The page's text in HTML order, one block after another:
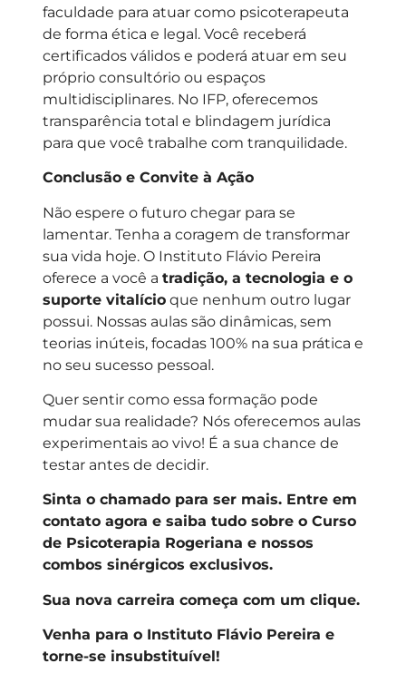
faculdade para atuar como psicoterapeuta
de forma ética e legal. Você receberá
certificados válidos e poderá atuar em seu
próprio consultório ou espaços
multidisciplinares. No IFP, oferecemos
transparência total e blindagem jurídica
para que você trabalhe com tranquilidade.
Conclusão e Convite à Ação
Não espere o futuro chegar para se
lamentar. Tenha a coragem de transformar
sua vida hoje. O Instituto Flávio Pereira
oferece a você a tradição, a tecnologia e o
suporte vitalícioque nenhum outro lugar
possui. Nossas aulas são dinâmicas, sem
teorias inúteis, focadas 100% na sua prática e
no seu sucesso pessoal.
Quer sentir como essa formação pode
mudar sua realidade? Nós oferecemos aulas
experimentais ao vivo! É a sua chance de
testar antes de decidir.
Sinta o chamado para ser mais. Entre em
contato agora e saiba tudo sobre o Curso
de Psicoterapia Rogeriana e nossos
combos sinérgicos exclusivos.
Sua nova carreira começa com um clique.
Venha para o Instituto Flávio Pereira e
torne-se insubstituível!